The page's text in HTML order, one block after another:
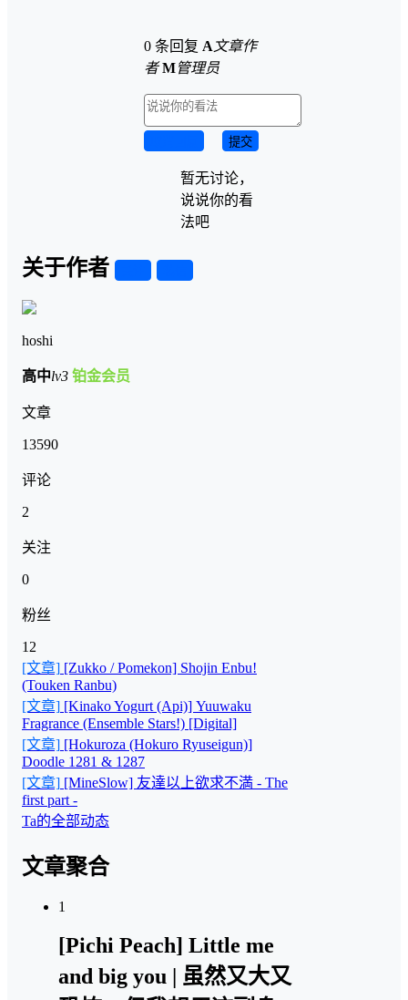
0 条回复 A 文章作
者 M管理员
提交
暂无讨论，
说说你的看
法吧
关于作者
hoshi
高中lv3 铂金会员
文章
13590
评论
2
关注
0
粉丝
12
[文章] [Zukko / Pomekon] Shojin Enbu!
(Touken Ranbu)
[文章] [Kinako Yogurt (Api)] Yuuwaku
Fragrance (Ensemble Stars!) [Digital]
[文章] [Hokuroza (Hokuro Ryuseigun)]
Doodle 1281 & 1287
[文章] [MineSlow] 友達以上欲求不満 - The
first part -
Ta的全部动态
文章聚合
1
[Pichi Peach] Little me
and big you | 虽然又大又